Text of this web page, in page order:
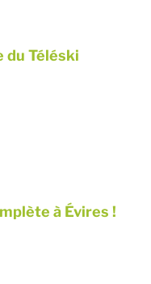
du Téléski
à Évires !